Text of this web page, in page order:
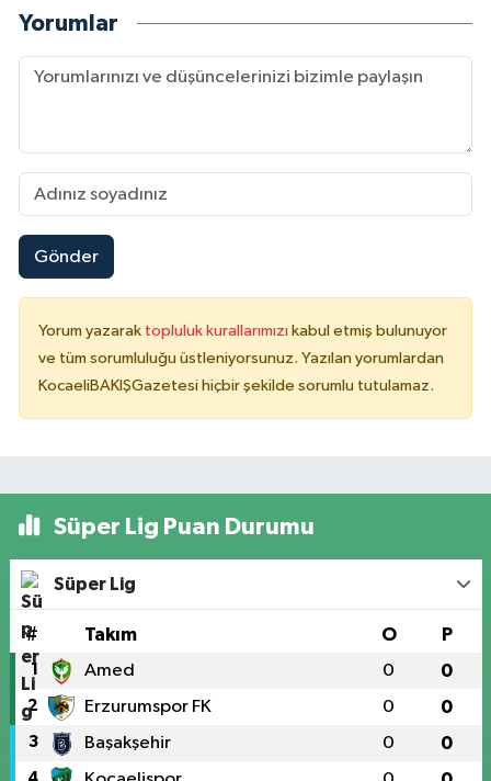
Yorumlar
Gönder
Yorum yazarak topluluk kurallarımızı kabul etmiş bulunuyor
ve tüm sorumluluğu üstleniyorsunuz. Yazılan yorumlardan
KocaeliBAKIŞGazetesi hiçbir şekilde sorumlu tutulamaz.
Süper Lig Puan Durumu
Süper Lig
# Takım O P
1 Amed 0 0
2 Erzurumspor FK 0 0
3 Başakşehir 0 0